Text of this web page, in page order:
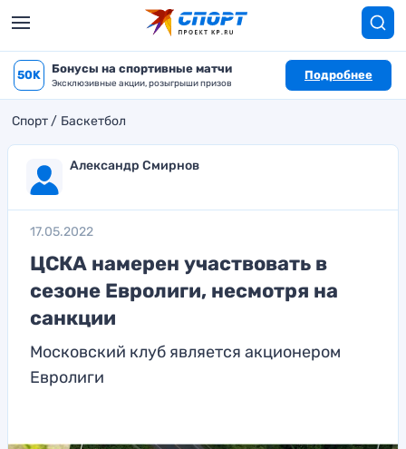
50K Бонусы на спортивные матчи
Эксклюзивные акции, розыгрыши призов
Подробнее
Спорт Баскетбол
Александр Смирнов
17.05.2022
ЦСКА намерен участвовать в
сезоне Евролиги, несмотря на
санкции
Московский клуб является акционером
Евролиги